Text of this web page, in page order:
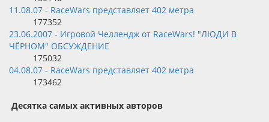
11.08.07 - RaceWars представляет 402 метра
177352
23.06.2007 - Игровой Челлендж от RaceWars! "ЛЮДИ В
ЧЁРНОМ" ОБСУЖДЕНИЕ
175032
04.08.07 - RaceWars представляет 402 метра
173462
Десятка самых активных авторов